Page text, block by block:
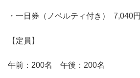
・一日券（ノベルティ付き） 7,040円
【定員】
午前：200名 午後：200名